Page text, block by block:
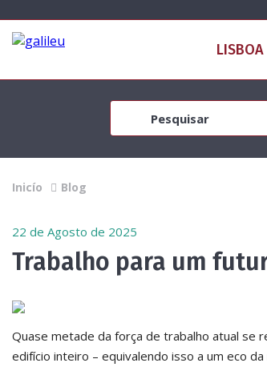
Inicío Blog
22 de Agosto de 2025
Trabalho para um
Quase metade da força de trabalho atual se
edifício inteiro – equivalendo isso a um eco